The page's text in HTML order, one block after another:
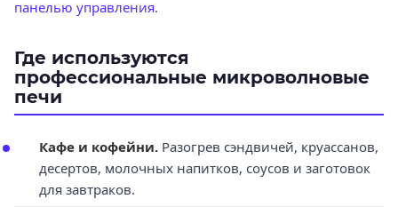
панелью управления.
Где используются
профессиональные микроволновые
печи
Кафе и кофейни. Разогрев сэндвичей, круассанов,
десертов, молочных напитков, соусов и заготовок
для завтраков.